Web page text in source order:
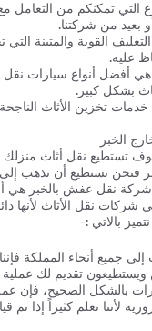
التي تمكنكم من التعامل
بعيد من شركتنا.
القوية والمتينة
عليه.
هي أفضل أنواع سيارات نقل
بشكل كبير.
تخزين الأثاث
الخبر
سوف تستطيع نقل أثاث
فنحن نستطيع أن نذهب
شركة نقل عفش بالخبر هي
شركات نقل الأثاث لأنها
بالاتي :-
جميع أنحاء المملكة فإننا
ويستطيعون تقديم لك
بالشكل الصحيح، فإن
لأننا نعلم كثيراً إذا تم